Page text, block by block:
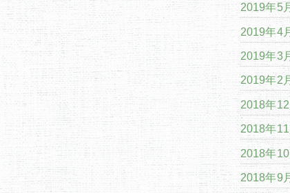
2019年5
2019年4
2019年3
2019年2
2018年12
2018年11
2018年
2018年9